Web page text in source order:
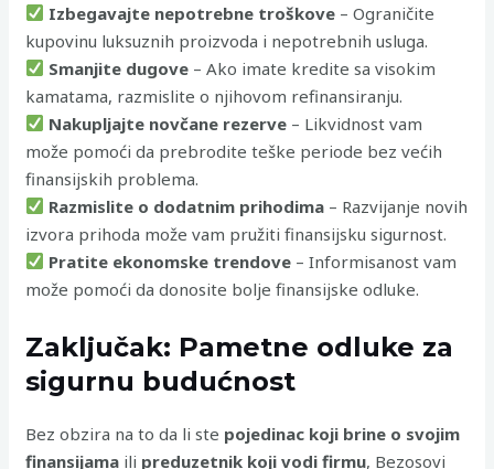
Izbegavajte nepotrebne troškove – Ograničite
kupovinu luksuznih proizvoda i nepotrebnih usluga.
Smanjite dugove – Ako imate kredite sa visokim
kamatama, razmislite o njihovom refinansiranju.
Nakupljajte novčane rezerve – Likvidnost vam
može pomoći da prebrodite teške periode bez većih
finansijskih problema.
Razmislite o dodatnim prihodima – Razvijanje novih
izvora prihoda može vam pružiti finansijsku sigurnost.
Pratite ekonomske trendove – Informisanost vam
može pomoći da donosite bolje finansijske odluke.
Zaključak: Pametne odluke za
sigurnu budućnost
Bez obzira na to da li ste pojedinac koji brine o svojim
finansijama ili preduzetnik koji vodi firmu, Bezosovi